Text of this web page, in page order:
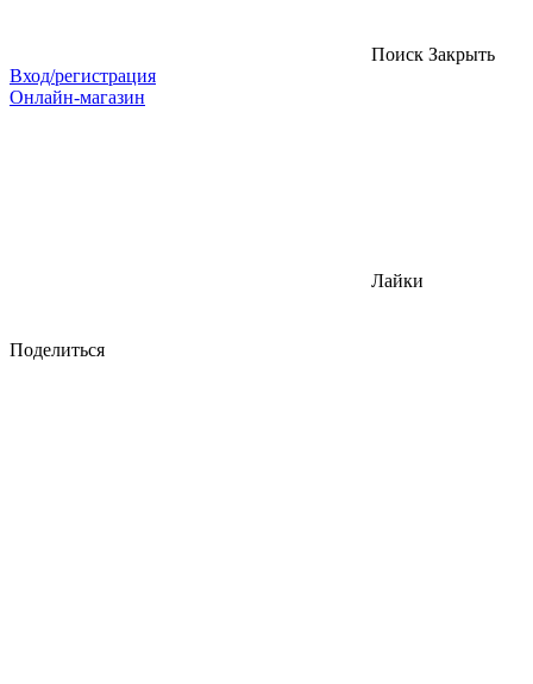
Поиск Закрыть
Вход/регистрация
Онлайн-магазин
Лайки
Поделиться